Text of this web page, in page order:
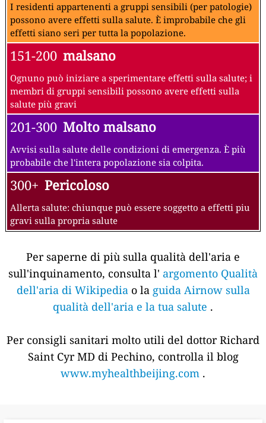
I residenti appartenenti a gruppi sensibili (per patologie)
possono avere effetti sulla salute. È improbabile che gli
effetti siano seri per tutta la popolazione.
151-200 malsano
Ognuno può iniziare a sperimentare effetti sulla salute; i
membri di gruppi sensibili possono avere effetti sulla
salute più gravi
201-300 Molto malsano
Avvisi sulla salute delle condizioni di emergenza. È più
probabile che l'intera popolazione sia colpita.
300+ Pericoloso
Allerta salute: chiunque può essere soggetto a effetti piu
gravi sulla propria salute
Per saperne di più sulla qualità dell'aria e
sull'inquinamento, consulta l' argomento Qualità
dell'aria di Wikipediao la guida Airnow sulla
qualità dell'aria e la tua salute .
Per consigli sanitari molto utili del dottor Richard
Saint Cyr MD di Pechino, controlla il blog
www.myhealthbeijing.com .